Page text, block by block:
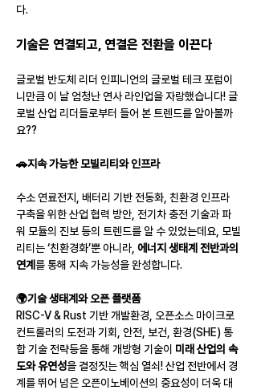
다.
기술은 연결되고, 연결은 전환을 이끈다
글로벌 반도체 리더 인피니언의 글로벌 테크 포럼이
니만큼 이 날 엄청난 연사 라인업을 자랑했습니다! 글
로벌 산업 리더들로부터 들어 본 트렌드를 알아볼까
요??
🚗지속 가능한 모빌리티와 인프라
수소 연료전지, 배터리 기반 전동화, 친환경 인프라
구축을 위한 산업 협력 방안, 전기차 충전 기술과 파
워 모듈의 진보 등의 트렌드를 알 수 있었는데요, 모빌
리티는 ‘친환경화’뿐 아니라, 에너지 생태계 전반과의
연계 를 통해 지속 가능성을 완성합니다.
🌍기술 생태계와 오픈 플랫폼
RISC-V & Rust 기반 개발환경, 오픈소스 마이크로
컨트롤러의 도전과 기회, 안전, 보건, 환경(SHE) 통
합 기술 전략등을 통해 개방형 기술이 미래 산업의 속
도와 유연성을 결정짓는 핵심 열쇠! 산업 전반에서 경
계를 뛰어 넘은 오픈이노베이션의 중요성이 더욱 대